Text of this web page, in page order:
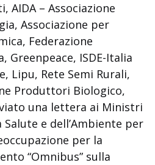
AIDA – Associazione
Associazione per
Federazione
Greenpeace, ISDE-Italia
Lipu, Rete Semi Rurali,
Produttori Biologico,
una lettera ai Ministri
e dell’Ambiente per
per la
“Omnibus” sulla